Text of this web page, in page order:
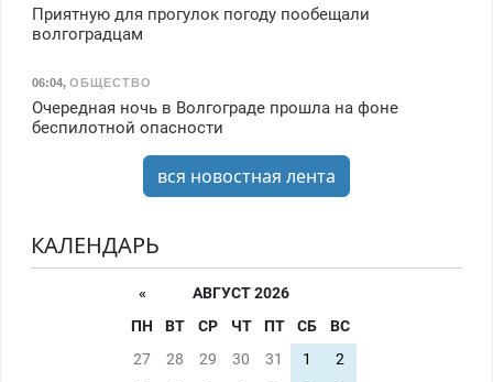
Приятную для прогулок погоду пообещали
волгоградцам
06:04, ОБЩЕСТВО
Очередная ночь в Волгограде прошла на фоне
беспилотной опасности
вся новостная лента
КАЛЕНДАРЬ
«
АВГУСТ 2026
ПН
ВТ СР ЧТ ПТ СБ
ВС
27
28 29 30 31 1
2